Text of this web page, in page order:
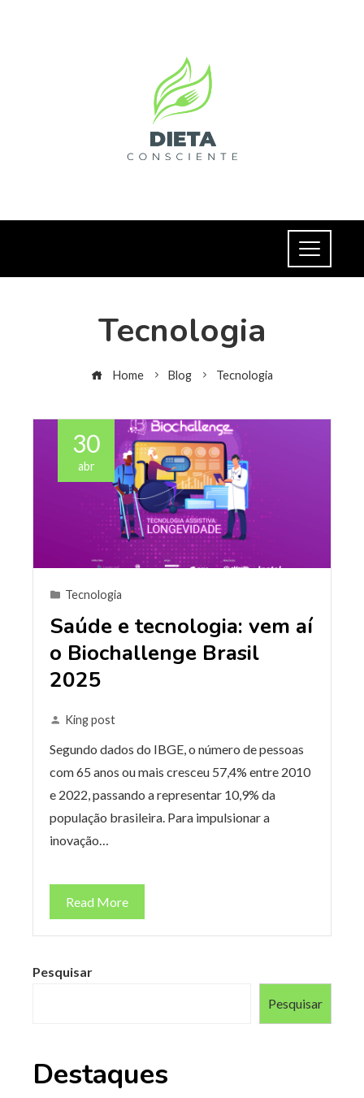
Tecnologia
Home Blog Tecnologia
30
abr
Tecnologia
Saúde e tecnologia: vem aí
o Biochallenge Brasil
2025
King post
Segundo dados do IBGE, o número de pessoas
com 65 anos ou mais cresceu 57,4% entre 2010
e 2022, passando a representar 10,9% da
população brasileira. Para impulsionar a
inovação…
Read More
Pesquisar
Pesquisar
Destaques